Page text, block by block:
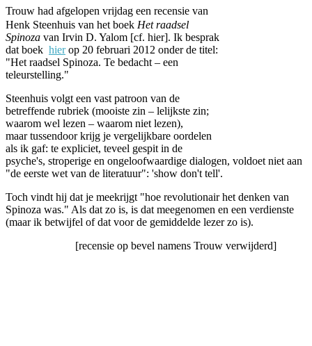
Trouw had afgelopen vrijdag een recensie van
Henk Steenhuis van het boek Het raadsel
Spinoza van Irvin D. Yalom [cf. hier]. Ik besprak
dat boek hierop 20 februari 2012 onder de titel:
"Het raadsel Spinoza. Te bedacht – een
teleurstelling."
Steenhuis volgt een vast patroon van de
betreffende rubriek (mooiste zin – lelijkste zin;
waarom wel lezen – waarom niet lezen),
maar tussendoor krijg je vergelijkbare oordelen
als ik gaf: te expliciet, teveel gespit in de
psyche's, stroperige en ongeloofwaardige dialogen, voldoet niet aan
"de eerste wet van de literatuur": 'show don't tell'.
Toch vindt hij dat je meekrijgt "hoe revolutionair het denken van
Spinoza was." Als dat zo is, is dat meegenomen en een verdienste
(maar ik betwijfel of dat voor de gemiddelde lezer zo is).
[recensie op bevel namens Trouw verwijderd]